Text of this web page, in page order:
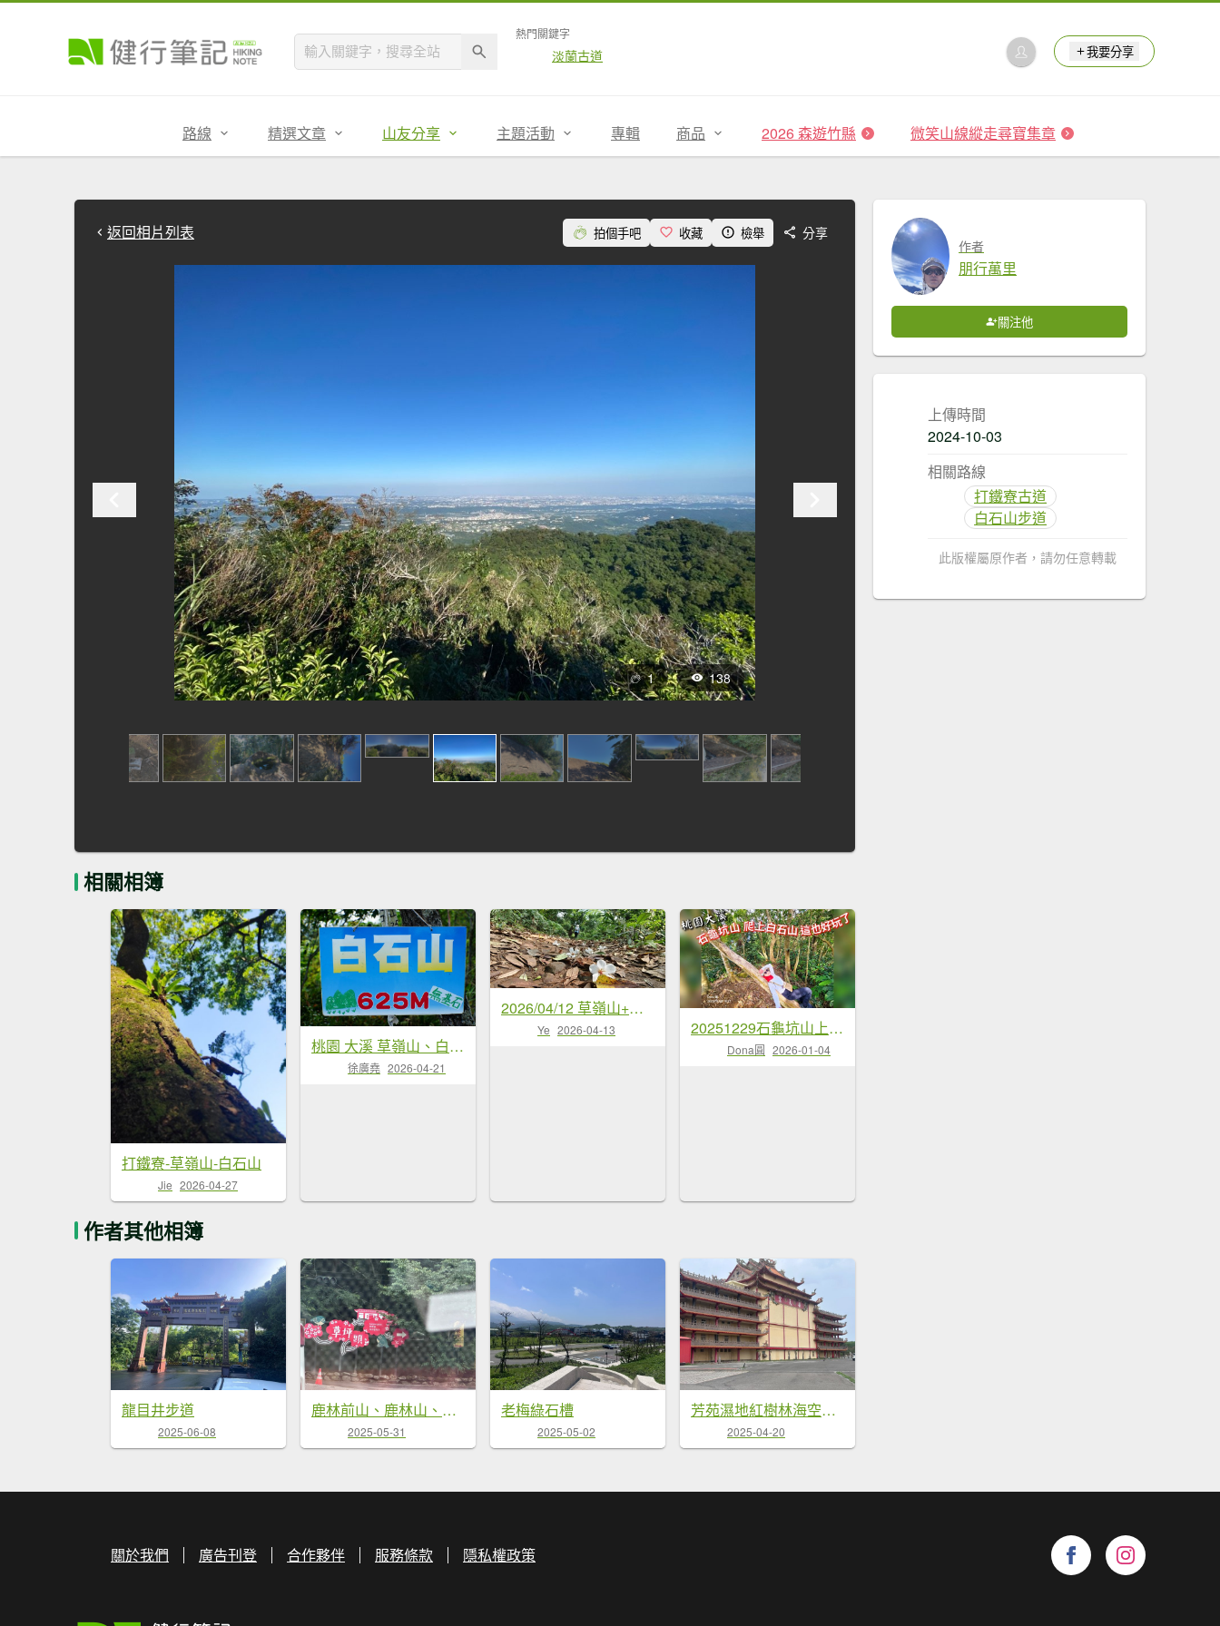
熱門關鍵字
淡蘭古道 我要分享
路線 精選文章 山友分享 主題活動 專輯 商品 2026 森遊竹縣 微笑山線縱走尋寶集章
返回相片列表 拍個手吧 收藏 檢舉 分享
1 138
相關相簿
打鐵寮-草嶺山-白石山
Jie 2026-04-27
桃園 大溪 草嶺山、白石山、十三分山
徐廣堯 2026-04-21
2026/04/12 草嶺山+打鐵寮古道 O型
Ye 2026-04-13 20251229石龜坑山上白石山下白石埤O走+阿姆坪
Dona圓 2026-01-04
作者其他相簿
龍目井步道
2025-06-08
鹿林前山、鹿林山、麟趾山O繞縱走
2025-05-31
老梅綠石槽
2025-05-02
芳苑濕地紅樹林海空步道
2025-04-20
作者
朋行萬里
關注他
上傳時間
2024-10-03
相關路線
打鐵寮古道
白石山步道
此版權屬原作者，請勿任意轉載
關於我們 廣告刊登 合作夥伴 服務條款 隱私權政策